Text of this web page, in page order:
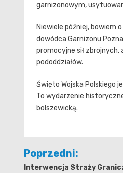
garnizonowym,
Niewiele później, bowiem
dowódca Garnizonu
promocyjne sił
pododdziałów.
Święto Wojska Polskiego
To wydarzenie
bolszewicką.
Nawigacja
wpisu
Poprzedni:
Interwencja Straży